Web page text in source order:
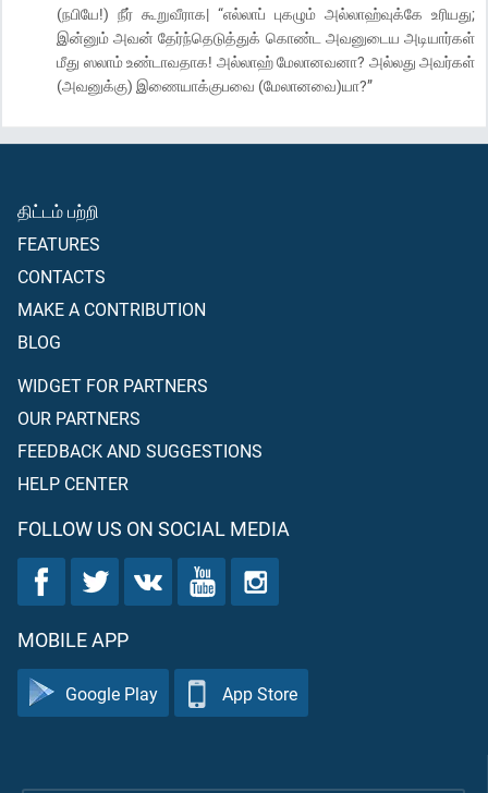
(நபியே!) நீர் கூறுவீராக| “எல்லாப் புகழும் அல்லாஹ்வுக்கே உரியது;
இன்னும் அவன் தேர்ந்தெடுத்துக் கொண்ட அவனுடைய அடியார்கள்
மீது ஸலாம் உண்டாவதாக! அல்லாஹ் மேலானவனா? அல்லது அவர்கள்
(அவனுக்கு) இணையாக்குபவை (மேலானவை)யா?”
திட்டம் பற்றி
FEATURES
CONTACTS
MAKE A CONTRIBUTION
BLOG
WIDGET FOR PARTNERS
OUR PARTNERS
FEEDBACK AND SUGGESTIONS
HELP CENTER
FOLLOW US ON SOCIAL MEDIA
MOBILE APP
Google Play App Store